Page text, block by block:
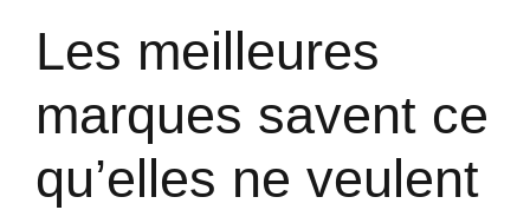
Les meilleures
marques savent ce
qu’elles ne veulent